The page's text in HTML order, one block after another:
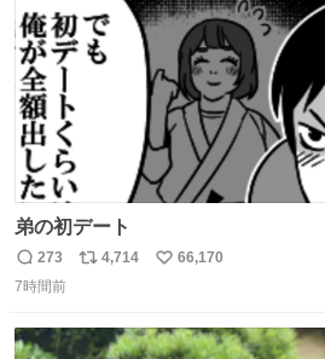
弟の初デート
返
信
273
リ
ト
4,714
い
数
66,170
7時間前